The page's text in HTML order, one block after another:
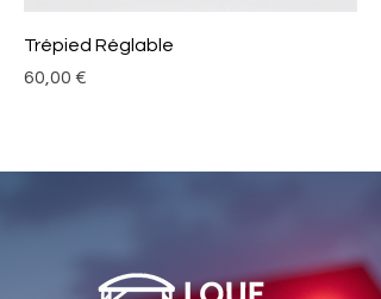
Trépied Réglable
Prix
60,00 €